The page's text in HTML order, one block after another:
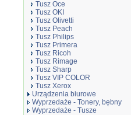
Tusz Oce
Tusz OKI
Tusz Olivetti
Tusz Peach
Tusz Philips
Tusz Primera
Tusz Ricoh
Tusz Rimage
Tusz Sharp
Tusz VIP COLOR
Tusz Xerox
Urządzenia biurowe
Wyprzedaże - Tonery, bębny
Wyprzedaże - Tusze